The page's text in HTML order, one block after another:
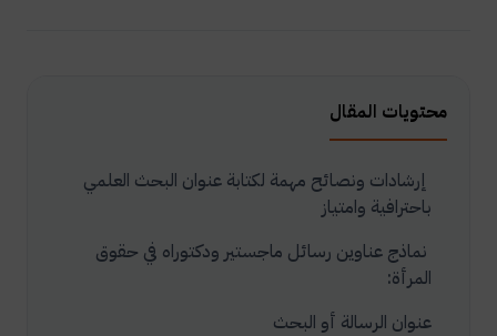
محتويات المقال
إرشادات ونصائح مهمة لكتابة عنوان البحث العلمي
باحترافية وامتياز
نماذج عناوين رسائل ماجستير ودكتوراه في حقوق
المرأة:
عنوان الرسالة أو البحث